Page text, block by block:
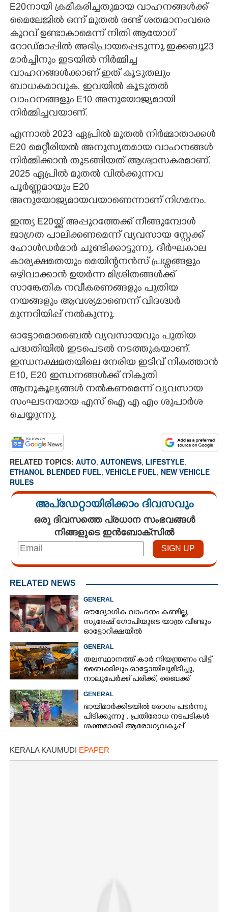
E20നായി ക്രമീകരിച്ചതുമായ വാഹനങ്ങൾക്ക്
മൈലേജിൽ ഒന്ന് മുതൽ രണ്ട് ശതമാനംവരെ
കുറവ് ഉണ്ടാകാമെന്ന് നിതി ആയോഗ്
റോഡ്മാപ്പിൽ അഭിപ്രായപ്പെടുന്നു.ഇക്കബൂ23
മാർച്ചിനും ഇടയിൽ നിർമ്മിച്ച
വാഹനങ്ങൾക്കാണ് ഇത് കൂടുതലും
ബാധകമാവുക. ഇവയിൽ കൂടുതൽ
വാഹനങ്ങളും E10 അനുയോജ്യമായി
നിർമ്മിച്ചവയാണ്.
എന്നാൽ 2023 ഏപ്രിൽ മുതൽ നിർമ്മാതാക്കൾ
E20 മെറ്റീരിയൽ അനുസൃതമായ വാഹനങ്ങൾ
നിർമ്മിക്കാൻ തുടങ്ങിയത് ആശ്വാസകരമാണ്.
2025 ഏപ്രിൽ മുതൽ വിൽക്കുന്നവ
പൂർണ്ണമായും E20
അനുയോജ്യമായവയാണെന്നാണ് നിഗമനം.
ഇന്ത്യ E20യ്ക്ക് അപ്പുറത്തേക്ക് നീങ്ങുമ്പോൾ
ജാഗ്രത പാലിക്കണമെന്ന് വ്യവസായ സ്റ്റേക്ക്
ഹോൾഡർമാർ ചൂണ്ടിക്കാട്ടുന്നു. ദീർഘകാല
കാര്യക്ഷമതയും മെയിന്റനൻസ് പ്രശ്നങ്ങളും
ഒഴിവാക്കാൻ ഉയർന്ന മിശ്രിതങ്ങൾക്ക്
സാങ്കേതിക നവീകരണങ്ങളും പുതിയ
നയങ്ങളും ആവശ്യമാണെന്ന് വിദഗ്ദ്ധർ
മുന്നറിയിപ്പ് നൽകുന്നു.
ഓട്ടോമൊബൈൽ വ്യവസായവും പുതിയ
പദ്ധതിയിൽ ഇടപെടൽ നടത്തുകയാണ്.
ഇന്ധനക്ഷമതയിലെ നേരിയ ഇടിവ് നികത്താൻ
E10, E20 ഇന്ധനങ്ങൾക്ക് നികുതി
ആനുകൂല്യങ്ങൾ നൽകണമെന്ന് വ്യവസായ
സംഘടനയായ എസ് ഐ എ എം ശുപാർശ
ചെയ്യുന്നു.
RELATED TOPICS: AUTO, AUTONEWS, LIFESTYLE,
ETHANOL BLENDED FUEL, VEHICLE FUEL, NEW VEHICLE
RULES
അപ്ഡേറ്റായിരിക്കാം ദിവസവും
ഒരു ദിവസത്തെ പ്രധാന സംഭവങ്ങൾ
നിങ്ങളുടെ ഇൻബോക്സിൽ
RELATED NEWS
GENERAL
ഔദ്യോഗിക വാഹനം കണ്ടില്ല,
സുരേഷ് ഗോപിയുടെ യാത്ര വീണ്ടും
ഓട്ടോറിക്ഷയിൽ
GENERAL
തലസ്ഥാനത്ത് കാർ നിയന്ത്രണം വിട്ട്
ബൈക്കിലും ഓട്ടോയിലുമിടിച്ചു,​
നാലുപേർക്ക് പരിക്ക്,​ ബൈക്ക്
GENERAL
ഭായിമാർക്കിടയിൽ രോഗം പടർന്നു
പിടിക്കുന്നു ,​ പ്രതിരോധ നടപടികൾ
ശക്തമാക്കി ആരോഗ്യവകുപ്പ്
KERALA KAUMUDI EPAPER